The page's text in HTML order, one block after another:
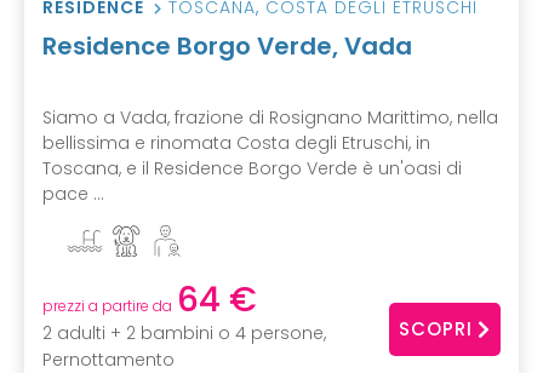
RESIDENCE TOSCANA, COSTA DEGLI ETRUSCHI
Residence Borgo Verde, Vada
Siamo a Vada, frazione di Rosignano Marittimo, nella
bellissima e rinomata Costa degli Etruschi, in
Toscana, e il Residence Borgo Verde è un'oasi di
pace ...
prezzi a partire da 64 €
2 adulti + 2 bambini o 4 persone,
Pernottamento
SCOPRI